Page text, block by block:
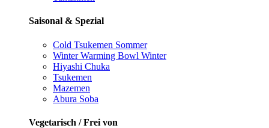
Saisonal & Spezial
Cold Tsukemen Sommer
Winter Warming Bowl Winter
Hiyashi Chuka
Tsukemen
Mazemen
Abura Soba
Vegetarisch / Frei von